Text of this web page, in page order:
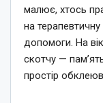
малює, хтось
на терапевтичну
допомоги. На
скотчу —
простір